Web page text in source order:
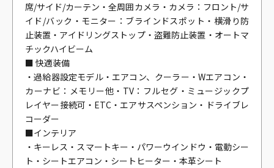
席/サイド/カーテン・全周囲カメラ・カメラ：フロント/サ
イド/バック・モニター：ブラインドスポット・横滑り防
止装置・アイドリングストップ・盗難防止装置・オートマ
チックハイビーム
■ 快適装備
・過給器設定モデル・エアコン、クーラー・Wエアコン・
カーナビ：メモリー他・TV：フルセグ・ミュージックプ
レイヤー接続可・ETC・エアサスペンション・ドライブレ
コーダー
■インテリア
・キーレス・スマートキー・パワーウインドウ・電動シー
ト・シートエアコン・シートヒーター・本革シート